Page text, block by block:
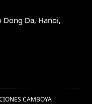
Da, Hanoi,
CAMBOYA